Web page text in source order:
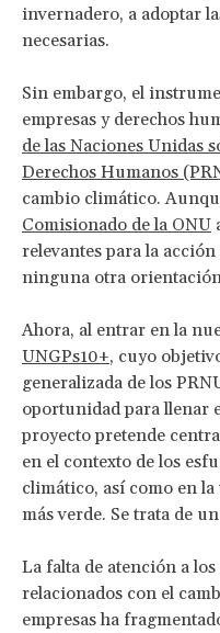
invernadero, a adoptar
necesarias.
Sin embargo, el
empresas y derechos
de las Naciones Unidas
Derechos Humanos
cambio climático.
Comisionado de la ONU
relevantes para la
ninguna otra
Ahora, al entrar en la
UNGPs10+, cuyo
generalizada de los
oportunidad para llenar
proyecto pretende
en el contexto de los
climático, así como en
más verde. Se trata de
La falta de atención a
relacionados con el
empresas ha